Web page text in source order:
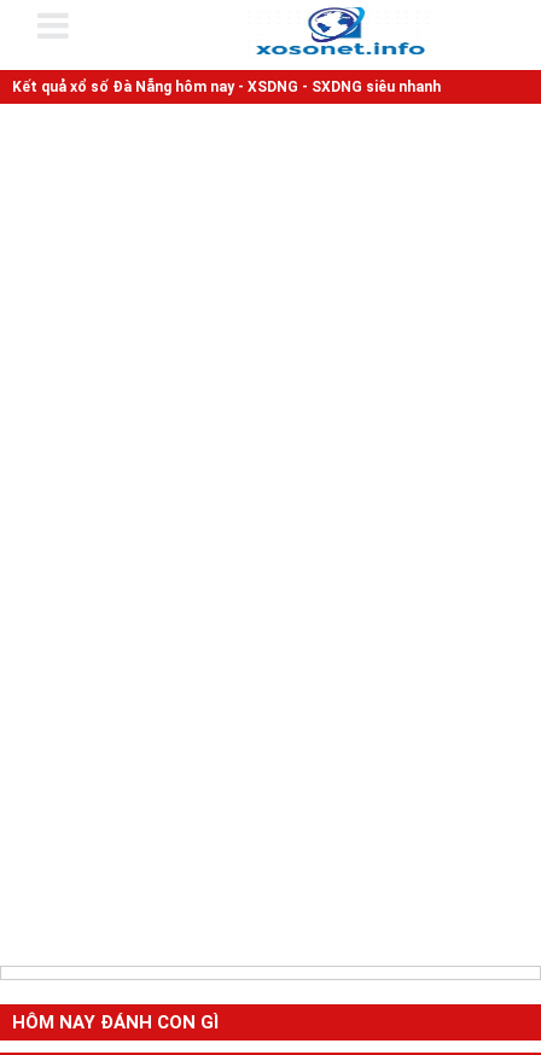
Kết quả xổ số Đà Nẵng hôm nay - XSDNG - SXDNG siêu nhanh
HÔM NAY ĐÁNH CON GÌ